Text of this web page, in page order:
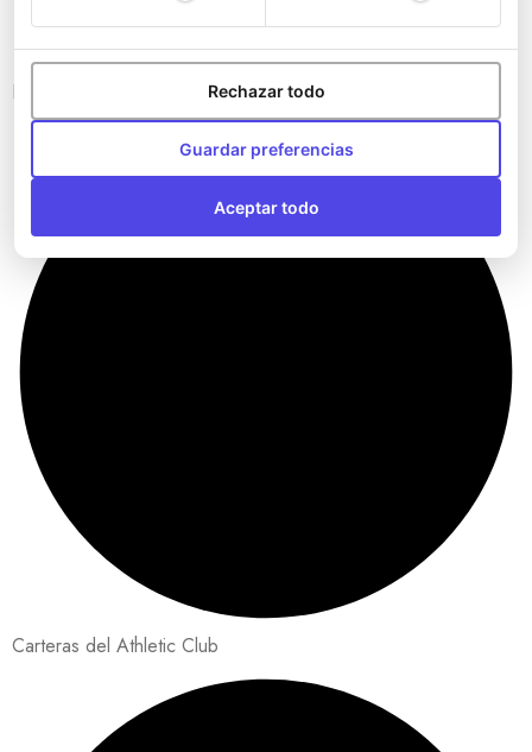
Bandoleras del Athletic Club
Carteras del Athletic Club
Rechazar todo
Guardar preferencias
Aceptar todo